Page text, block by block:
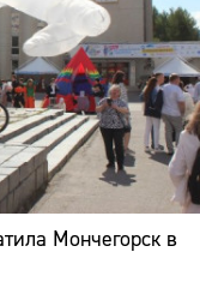
Мончегорск в